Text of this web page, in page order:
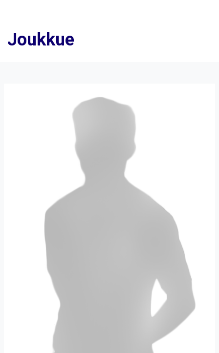
Joukkue